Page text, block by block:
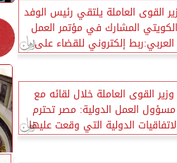
القوى العاملة يلتقي رئيس الوفد
الكويتي المشارك في مؤتمر العمل
العربي:ربط إلكتروني للقضاء على
عقود العمل الوهمية
وزير القوى العاملة خلال لقائه مع
مسؤول العمل الدولية: مصر تحترم
الدولية التي وقعت عليها